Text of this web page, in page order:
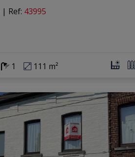
| Ref: 43995
1 111 m²